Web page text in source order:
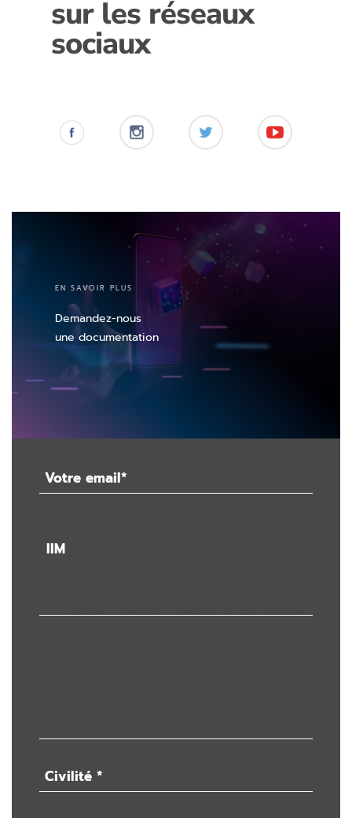
sur les réseaux
sociaux
EN SAVOIR PLUS
Demandez-nous
une documentation